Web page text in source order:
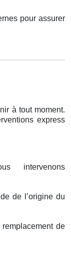
pour assurer
à tout moment.
express
intervenons
de l’origine du
remplacement de